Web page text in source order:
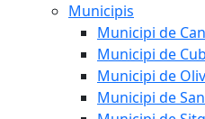
Municipis
Municipi de
Municipi de
Municipi de
Municipi de